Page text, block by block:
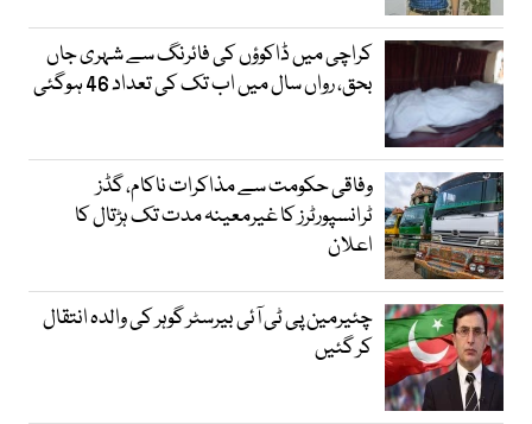
کراچی میں ڈاکوؤں کی فائرنگ سے شہری جاں
بحق، رواں سال میں اب تک کی تعداد 46 ہوگئی
وفاقی حکومت سے مذاکرات ناکام، گڈز
ٹرانسپورٹرز کا غیرمعینہ مدت تک ہڑتال کا
اعلان
چئیرمین پی ٹی آئی بیرسٹر گوہر کی والدہ انتقال
کر گئیں